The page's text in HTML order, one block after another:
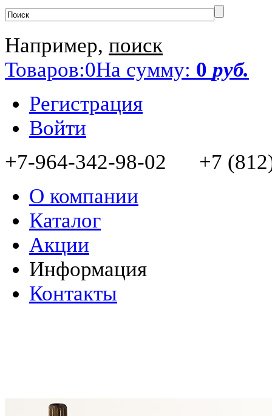
Например, поиск
Товаров:0На сумму: 0 руб.
Регистрация
Войти
+7-964-342-98-02 +7
О компании
Каталог
Акции
Информация
Контакты